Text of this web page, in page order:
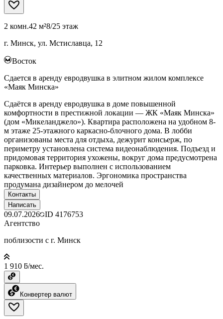
2 комн.42 м²8/25 этаж
г. Минск, ул. Мстиславца, 12
Восток
Сдается в аренду евродвушка в элитном жилом комплексе
«Маяк Минска»
Сдаётся в аренду евродвушка в доме повышенной
комфортности в престижной локации — ЖК «Маяк Минска»
(дом «Микеланджело»). Квартира расположена на удобном 8-
м этаже 25-этажного каркасно-блочного дома. В лобби
организованы места для отдыха, дежурит консьерж, по
периметру установлена система видеонаблюдения. Подъезд и
придомовая территория ухожены, вокруг дома предусмотрена
парковка. Интерьер выполнен с использованием
качественных материалов. Эргономика пространства
продумана дизайнером до мелочей
Контакты
Написать
09.07.2026 ID 4176753
Агентство
поблизости с г. Минск
1 910 ƃ/мес.
Конвертер валют